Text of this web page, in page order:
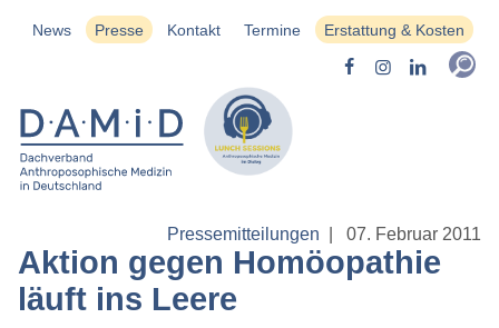
News Presse Kontakt Termine Erstattung & Kosten
Pressemitteilungen |07. Februar 2011
Aktion gegen Homöopathie
läuft ins Leere